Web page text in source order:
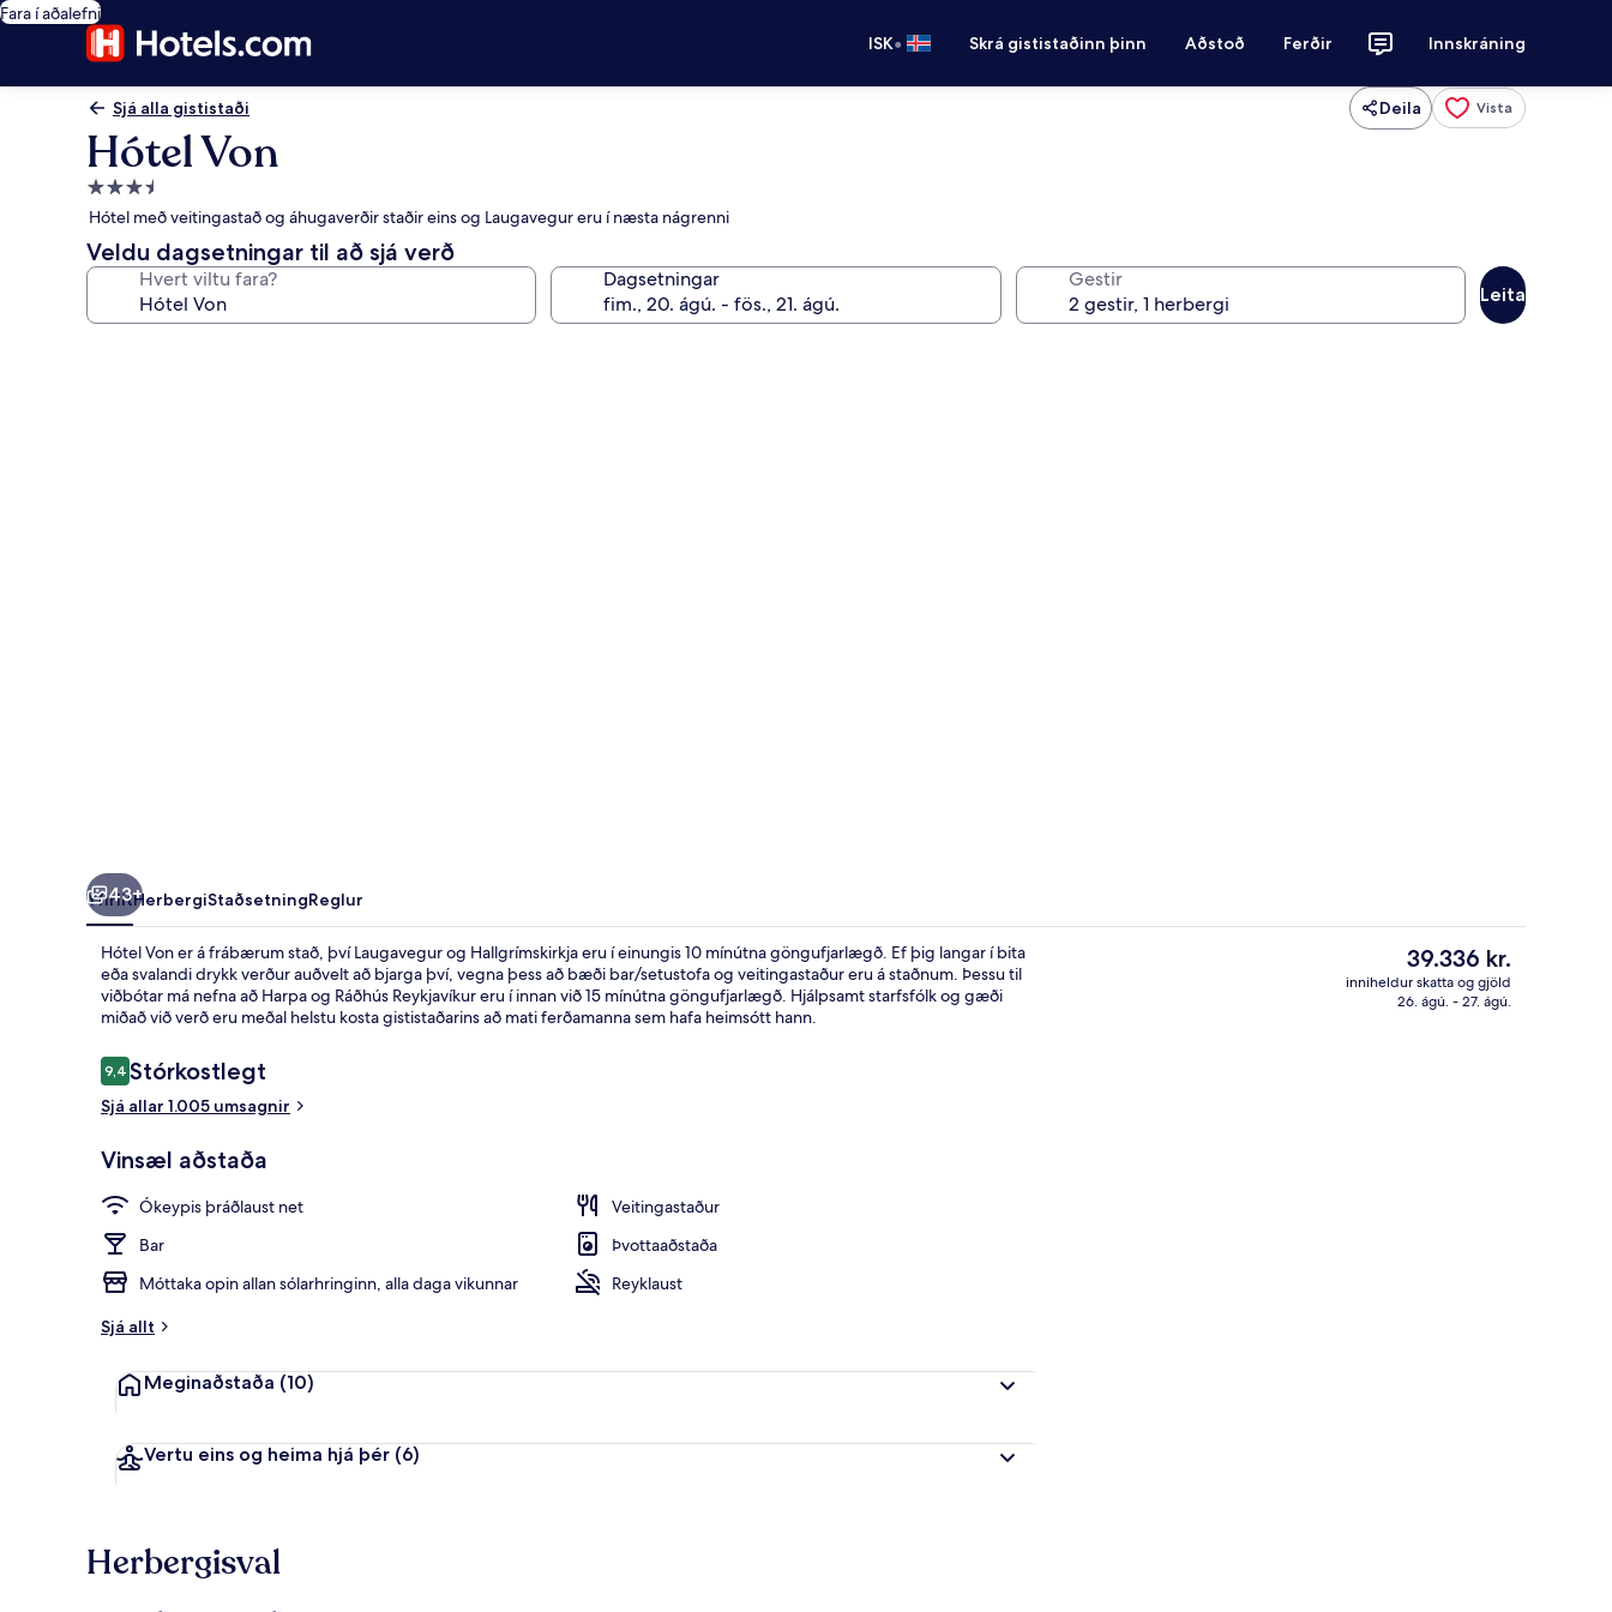
Fara í aðalefni
ISK• Skrá gististaðinn þinn Aðstoð Ferðir Innskráning
Sjá alla gististaði Deila Vista
Hótel Von
3.5
stjörnu
gististaður
Hótel með veitingastað og áhugaverðir staðir eins og Laugavegur eru í næsta nágrenni
Veldu dagsetningar til að sjá verð
Hvert viltu fara? Dagsetningar Gestir
Leita
Framhlið gististaðar
43+
YfirlitHerbergiStaðsetningReglur
Hótel Von er á frábærum stað, því Laugavegur og Hallgrímskirkja eru í einungis 10 mínútna göngufjarlægð. Ef þig langar í bita
eða svalandi drykk verður auðvelt að bjarga því, vegna þess að bæði bar/setustofa og veitingastaður eru á staðnum. Þessu til
viðbótar má nefna að Harpa og Ráðhús Reykjavíkur eru í innan við 15 mínútna göngufjarlægð. Hjálpsamt starfsfólk og gæði
miðað við verð eru meðal helstu kosta gististaðarins að mati ferðamanna sem hafa heimsótt hann.
Umsagnir
9,49,4 af 10
Stórkostlegt
Sjá allar 1.005 umsagnir
Vinsæl aðstaða
Ókeypis þráðlaust net
Veitingastaður
Bar
Þvottaaðstaða
Móttaka opin allan sólarhringinn, alla daga vikunnar
Reyklaust
Sjá allt
Meginaðstaða (10)
Vertu eins og heima hjá þér (6)
Núverandi
verð
er
39.336 kr.
inniheldur skatta og gjöld
26. ágú. - 27. ágú.
Herbergisval